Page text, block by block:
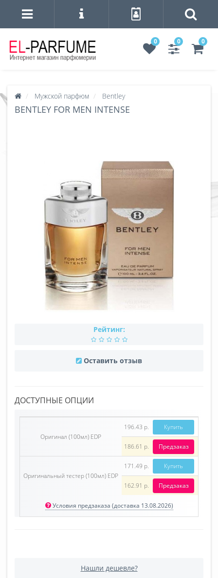
0 0 0
Мужской парфюм Bentley
BENTLEY FOR MEN INTENSE
Рейтинг:
Оставить отзыв
ДОСТУПНЫЕ ОПЦИИ
Оригинал (100мл) EDP
196.43 р. Купить
186.61 р. Предзаказ
Оригинальный тестер (100мл) EDP
171.49 р. Купить
162.91 р. Предзаказ
Условия предзаказа (доставка 13.08.2026)
Нашли дешевле?